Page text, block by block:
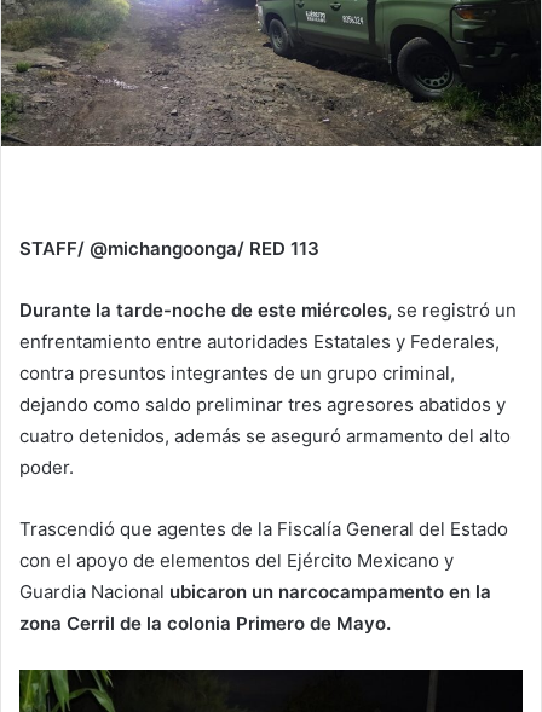
STAFF/ @michangoonga/ RED 113
Durante la tarde-noche de este miércoles, se registró un
enfrentamiento entre autoridades Estatales y Federales,
contra presuntos integrantes de un grupo criminal,
dejando como saldo preliminar tres agresores abatidos y
cuatro detenidos, además se aseguró armamento del alto
poder.
Trascendió que agentes de la Fiscalía General del Estado
con el apoyo de elementos del Ejército Mexicano y
Guardia Nacional ubicaron un narcocampamento en la
zona Cerril de la colonia Primero de Mayo.